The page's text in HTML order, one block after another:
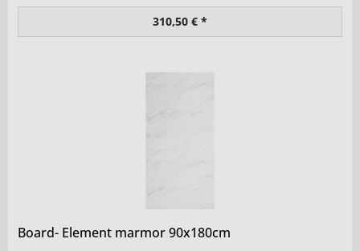
310,50 € *
Board- Element marmor 90x180cm